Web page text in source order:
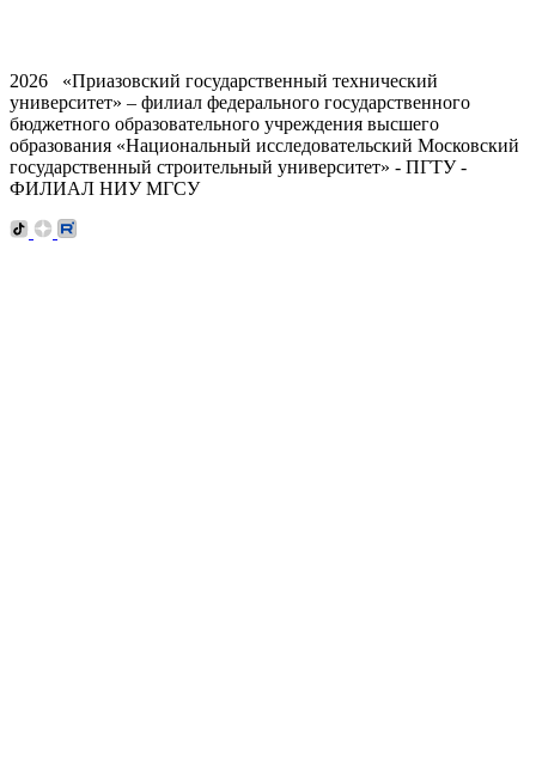
2026 «Приазовский государственный технический
университет» – филиал федерального государственного
бюджетного образовательного учреждения высшего
образования «Национальный исследовательский Московский
государственный строительный университет» - ПГТУ -
ФИЛИАЛ НИУ МГСУ